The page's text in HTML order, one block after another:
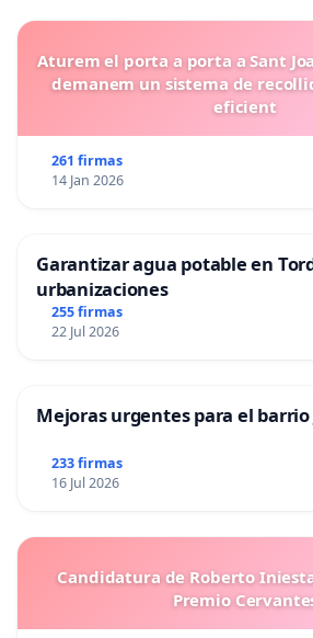
Aturem el porta a porta a Sant
demanem un sistema de
eficient
261 firmas
14 Jan 2026
Garantizar agua potable en
urbanizaciones
255 firmas
22 Jul 2026
Mejoras urgentes para el barrio
233 firmas
16 Jul 2026
Candidatura de Roberto
Premio